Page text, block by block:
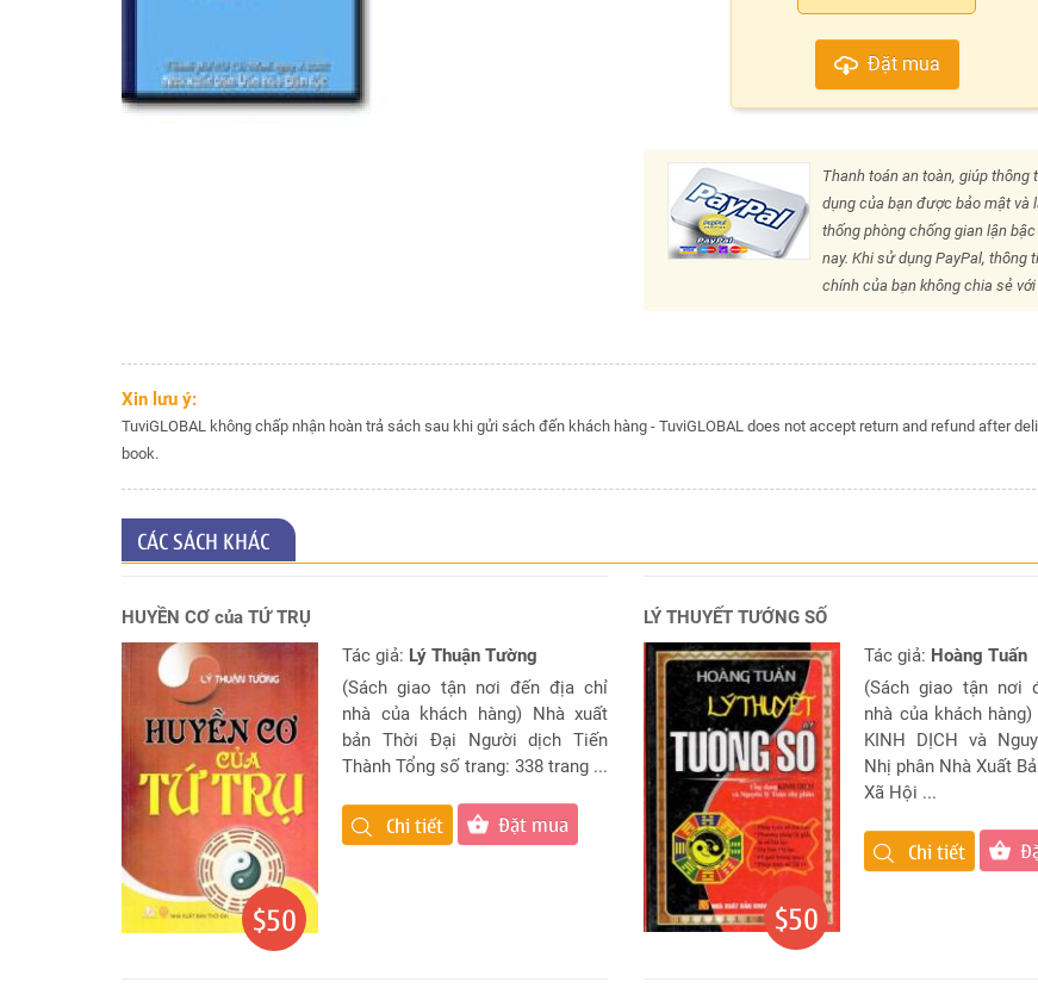
Đặt mua
Thanh toán an toàn, giúp thông
dụng của bạn được bảo mật và
thống phòng chống gian lận
nay. Khi sử dụng PayPal, thông
chính của bạn không chia sẻ với
Xin lưu ý:
TuviGLOBAL không chấp nhận hoàn trả sách sau khi gửi sách đến khách hàng - TuviGLOBAL does not accept return and refund after
book.
CÁC SÁCH KHÁC
HUYỀN CƠ của TỨ TRỤ
$50
Tác giả: Lý Thuận Tường
(Sách giao tận nơi đến địa chỉ
nhà của khách hàng) Nhà xuất
bản Thời Đại Người dịch Tiến
Thành Tổng số trang: 338 trang ...
Chi tiết Đặt mua
LÝ THUYẾT TƯỚNG SỐ
$50
Tác giả: Hoàng Tuấn
(Sách giao tận nơi
nhà của khách hàng)
KINH DỊCH và
Nhị phân Nhà Xuất
Xã Hội ...
Chi tiết